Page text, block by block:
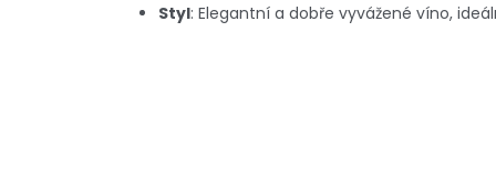
Styl: Elegantní a dobře vyvážené víno,